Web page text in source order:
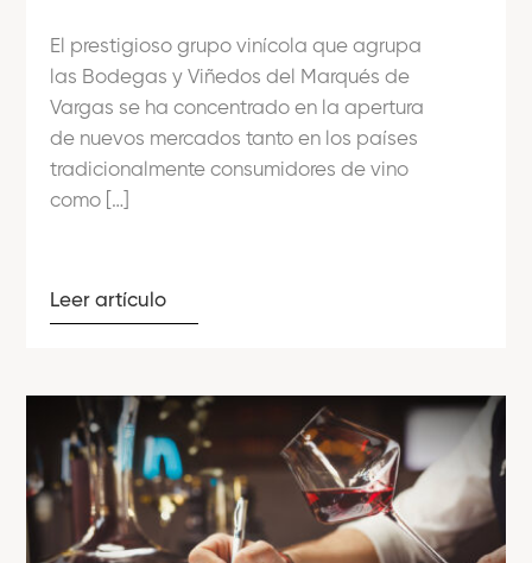
El prestigioso grupo vinícola que agrupa
las Bodegas y Viñedos del Marqués de
Vargas se ha concentrado en la apertura
de nuevos mercados tanto en los países
tradicionalmente consumidores de vino
como […]
Leer artículo